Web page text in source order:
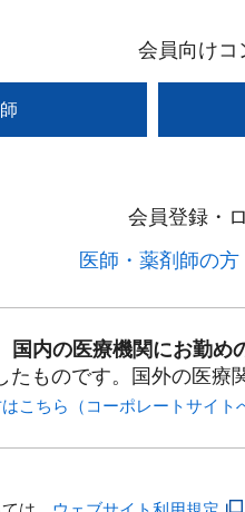
会員向けコ
会員登録・
医師・薬剤師の方​
国内の医療機関にお勤め
たものです。国外の医療
こちら（コーポレートサイト